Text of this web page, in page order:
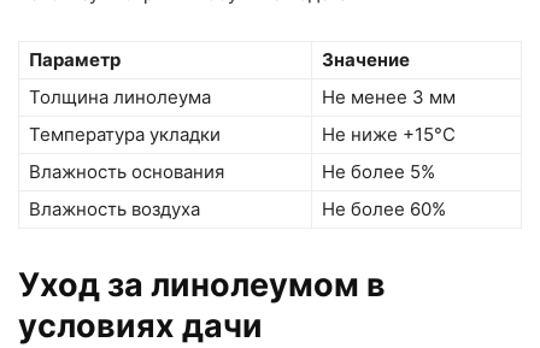
Параметр
Значение
Толщина линолеума
Не менее 3 мм
Температура укладки
Не ниже +15°C
Влажность основания
Не более 5%
Влажность воздуха
Не более 60%
Уход за линолеумом в
условиях дачи